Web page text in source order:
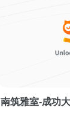
南筑雅室-成功